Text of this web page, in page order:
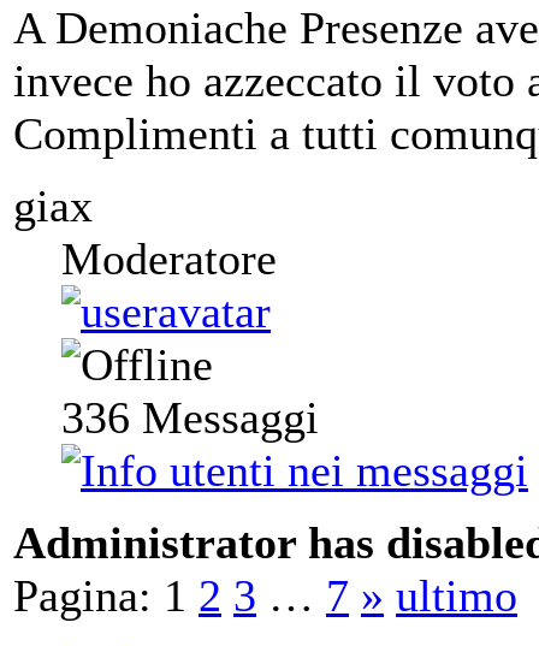
A Demoniache Presenze
invece ho azzeccato il voto
Complimenti a tutti
giax
Moderatore
336 Messaggi
Administrator has
Pagina: 1 2 3 … 7 » ultimo